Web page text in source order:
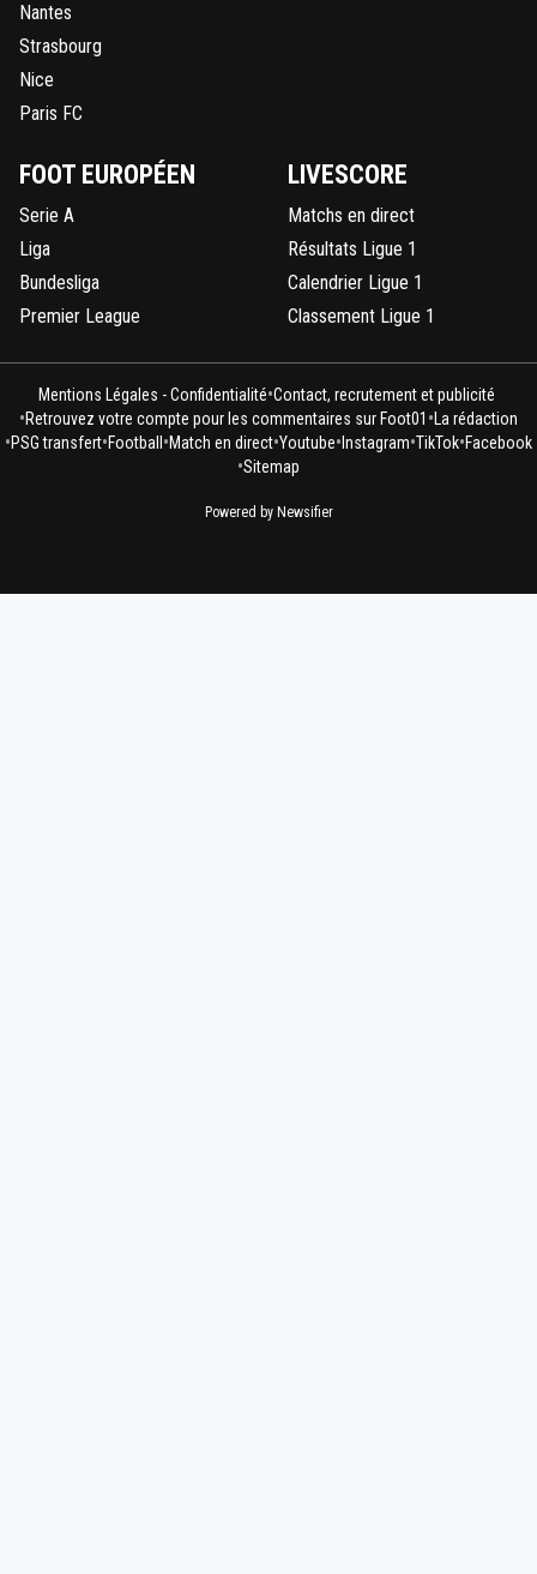
Nantes
Strasbourg
Nice
Paris FC
FOOT EUROPÉEN
Serie A
Liga
Bundesliga
Premier League
LIVESCORE
Matchs en direct
Résultats Ligue 1
Calendrier Ligue 1
Classement Ligue 1
Mentions Légales - Confidentialité•Contact, recrutement et publicité
•Retrouvez votre compte pour les commentaires sur Foot01 •La rédaction
•PSG transfert•Football •Match en direct•Youtube• Instagram•TikTok•Facebook
•Sitemap
Powered by Newsifier